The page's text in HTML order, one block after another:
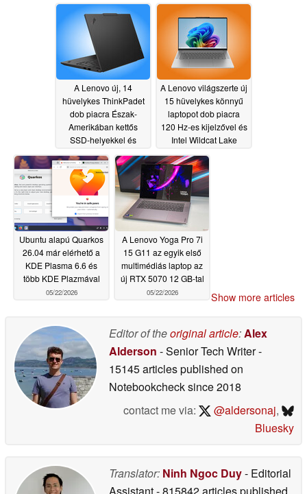
05/23/2026
A Lenovo új, 14
hüvelykes ThinkPadet
dob piacra Észak-
Amerikában kettős
SSD-helyekkel és
05/23/2026
A Lenovo világszerte új
15 hüvelykes könnyű
laptopot dob piacra
120 Hz-es kijelzővel és
Intel Wildcat Lake
Ubuntu alapú Quarkos
26.04 már elérhető a
KDE Plasma 6.6 és
több KDE Plazmával
05/22/2026
A Lenovo Yoga Pro 7i
15 G11 az egyik első
multimédiás laptop az
új RTX 5070 12 GB-tal
05/22/2026 Show more articles
Editor of theoriginal article:Alex
Alderson - Senior Tech Writer-
15145 articles published on
Notebookchecksince 2018
contact me via:
@aldersonaj,
Bluesky
Translator: Ninh Ngoc Duy- Editorial
Assistant- 815842 articles published